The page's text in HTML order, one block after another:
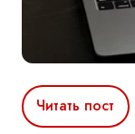
Читать пост